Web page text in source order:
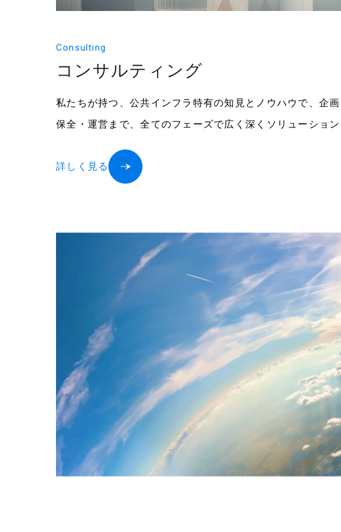
Consulting
コンサルティング
私たちが持つ、公共インフラ特有の知見とノウハウで、企画
保全・運営まで、全てのフェーズで広く深くソリューション
詳しく見る